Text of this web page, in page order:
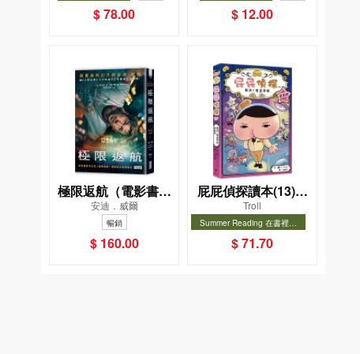
暢銷
$ 78.00 $ 12.00
極限返航（電影書衣
典藏版）（獨家收錄
作者訪談）
安迪．威爾
暢銷
$ 160.00
屁屁偵探讀本(13)－
－對決！怪盜學院
（星星篇）
Troll
Summer Reading 在書裡度
選圖書67折
暢銷
$ 71.70